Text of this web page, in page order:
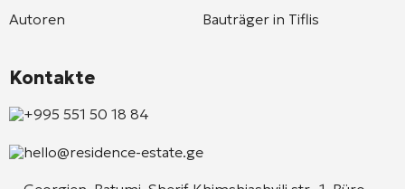
Autoren
Bauträger in Tiflis
Kontakte
+995 551 50 18 84
hello@residence-estate.ge